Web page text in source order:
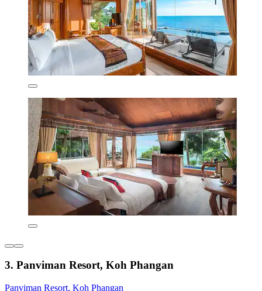
3. Panviman Resort, Koh Phangan
Panviman Resort, Koh Phangan